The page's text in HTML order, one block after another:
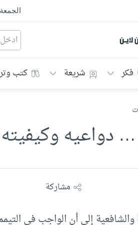
لاين
فكر شريعة كتب
… دواعيه وكيفيته
مشاركة
إلى أن الواجب في